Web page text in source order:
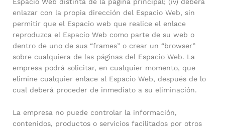
enlazar con la propia dirección del Espacio Web, sin
permitir que el Espacio web que realice el enlace
reproduzca el Espacio Web como parte de su web o
dentro de uno de sus “frames” o crear un “browser”
sobre cualquiera de las páginas del Espacio Web. La
empresa podrá solicitar, en cualquier momento, que
elimine cualquier enlace al Espacio Web, después de lo
cual deberá proceder de inmediato a su eliminación.
La empresa no puede controlar la información,
contenidos, productos o servicios facilitados por otros